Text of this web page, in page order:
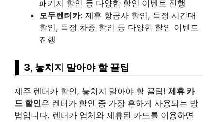
패키지 할인 등 다양한 할인 이벤트 진행
모두렌터카: 제휴 항공사 할인, 특정 시간대
할인, 특정 차종 할인 등 다양한 할인 이벤트
진행
3, 놓치지 말아야 할 꿀팁
제주 렌터카 할인, 놓치지 말아야 할 꿀팁! 제휴 카
드 할인은 렌터카 할인 중 가장 흔하게 사용되는 방
법입니다. 렌터카 업체와 제휴된 카드를 이용하면